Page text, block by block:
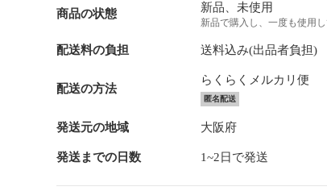
商品の状態 新品、未使用
新品で購入し、一度も使用
配送料の負担 送料込み(出品者負担)
配送の方法
らくらくメルカリ便
匿名配送
発送元の地域 大阪府
発送までの日数 1~2日で発送